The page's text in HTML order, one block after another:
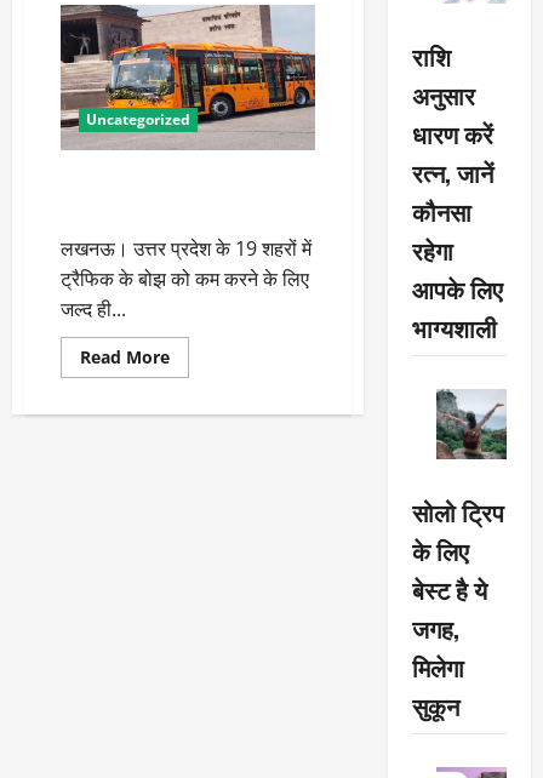
रोडवेज
के
बेड़े
में
शामिल
होंगी
120
ई-
बसें
Uncategorized
लखनऊ। उत्तर प्रदेश के 19 शहरों में
ट्रैफिक के बोझ को कम करने के लिए
जल्द ही...
Read MoreRead
more
के
राशि
अनुसार
धारण करें
रत्न, जानें
कौनसा
रहेगा
आपके लिए
भाग्यशाली
सोलो ट्रिप
के लिए
बेस्ट है ये
जगह,
मिलेगा
सुकून